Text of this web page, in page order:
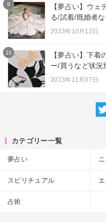
9
【夢占い】ウ
る/試着/既婚者
2023年10月12日
10
【夢占い】下着
ー/買うなど状況
2023年11月07日
カテゴリー一覧
夢占い
スピリチュアル
占術